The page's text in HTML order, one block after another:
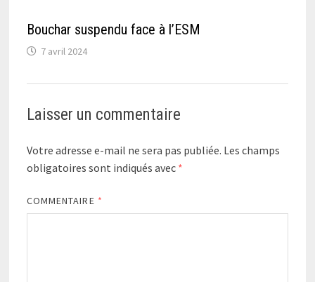
Bouchar suspendu face à l’ESM
7 avril 2024
Laisser un commentaire
Votre adresse e-mail ne sera pas publiée. Les champs
obligatoires sont indiqués avec *
COMMENTAIRE *